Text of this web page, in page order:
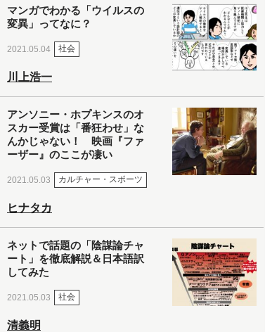
マンガでわかる「ウイルスの
変異」ってなに？
2021.05.04 社会
川上浩一
アンソニー・ホプキンスのオ
スカー受賞は「番狂わせ」な
んかじゃない！ 映画『ファ
ーザー』のここが凄い
2021.05.03 カルチャー・スポーツ
ヒナタカ
ネットで話題の「陰謀論チャ
ート」を徹底解説＆日本語訳
してみた
2021.05.03 社会
清義明